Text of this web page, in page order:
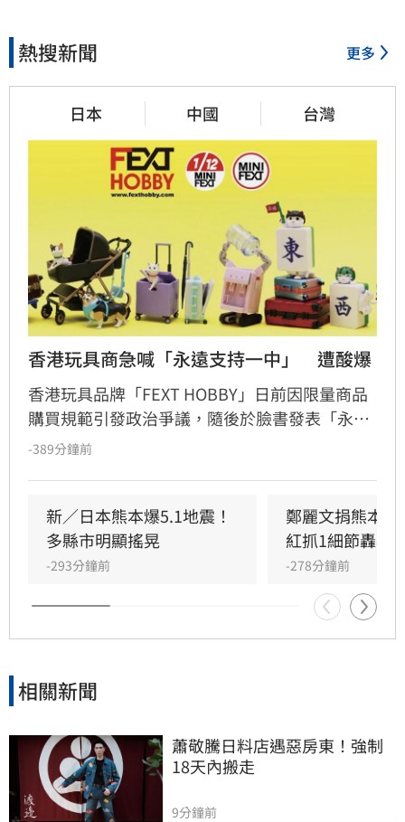
熱搜新聞 更多
日本 中國 台灣
香港玩具商急喊「永遠支持一中」　遭酸爆
香港玩具品牌「FEXT HOBBY」日前因限量商品
購買規範引發政治爭議，隨後於臉書發表「永遠
支持一個中國原則」聲明企圖滅火，卻反遭香港
紅撻伐將台灣與中國並列。儘管品牌緊急修改銷
售區域並發布效忠聲明，但輿論仍不買單，網友
紛紛質疑其操作邏輯。面對排山倒海的酸言酸
語，品牌最終被迫限制留言權限以止血。此事件
再度凸顯政治敏感議題對品牌經營的巨大風險，
引發各界高度關注。
-389分鐘前
新／日本熊本爆5.1地震！
多縣市明顯搖晃
-293分鐘前
鄭麗文捐熊本
紅抓1細節轟辱
-278分鐘前
相關新聞
蕭敬騰日料店遇惡房東！強制
18天內搬走
9分鐘前